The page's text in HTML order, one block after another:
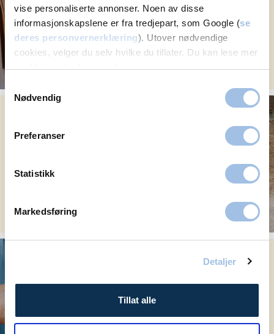
vise personaliserte annonser. Noen av disse
informasjonskapslene er fra tredjepart, som Google (se
deres personvernerklæring). Utover nødvendige
cookies, velger du selv hvilke du tillater. Du kan lese mer
om Volvats bruk av cookies ivår personvernerklæring.
Nødvendig
Preferanser
Statistikk
Markedsføring
Detaljer
Tillat alle
årsaken?
tarmkreft som du bør